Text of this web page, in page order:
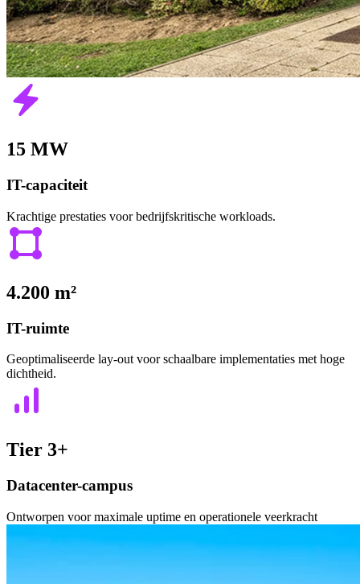
15 MW
IT-capaciteit
Krachtige prestaties voor bedrijfskritische workloads.
4.200 m²
IT-ruimte
Geoptimaliseerde lay-out voor schaalbare implementaties met hoge
dichtheid.
Tier 3+
Datacenter-campus
Ontworpen voor maximale uptime en operationele veerkracht